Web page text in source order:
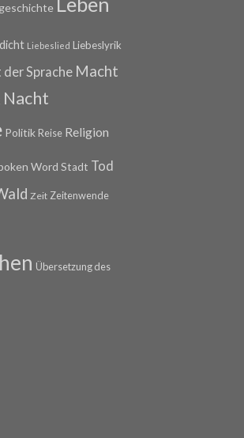
Liebeslied Liebeslyrik
der Sprache Macht
Nacht
Politik Reise Religion
Word Stadt Tod
Zeit Zeitenwende
Übersetzung des